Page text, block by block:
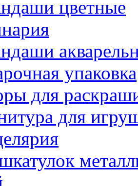
цветные
упаковка
для
для